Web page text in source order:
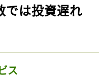
では投資遅れ
ス